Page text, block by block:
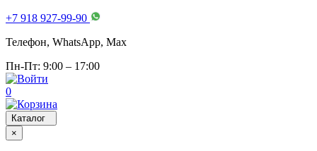
+7 918 927-99-90
Телефон, WhatsApp, Мах
Пн-Пт: 9:00 – 17:00
0
Каталог
×